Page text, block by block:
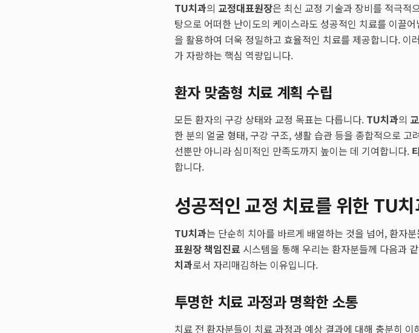
TU치과의 교정대표원장은 최신 교정 기술과 장비를 적극적
탕으로 어떠한 난이도의 케이스라도 성공적인 치료를 이끌
을 활용하여 더욱 정밀하고 효율적인 치료를 제공합니다. 이
가 자랑하는 핵심 역량입니다.
환자 맞춤형 치료 계획 수립
모든 환자의 구강 상태와 교정 목표는 다릅니다. TU치과의
한 분의 얼굴 형태, 구강 구조, 생활 습관 등을 종합적으로
선뿐만 아니라 심미적인 만족도까지 높이는 데 기여합니다.
합니다.
성공적인 교정 치료를 위한 TU
TU치과는 단순히 치아를 바르게 배열하는 것을 넘어, 환자
표원장 책임진료 시스템을 통해 우리는 환자분들께 다음과
치과로서 자리매김하는 이유입니다.
투명한 치료 과정과 명확한 소통
치료 전 환자분들이 치료 과정과 예상 결과에 대해 충분히